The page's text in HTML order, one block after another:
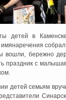
детей в
вошли, бережно
праздник с
детей семьям